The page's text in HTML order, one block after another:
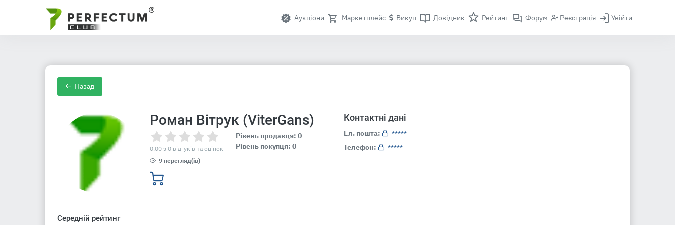
Аукціони Маркетплейс Викуп Довідник Рейтинг Форум Реєстрація Увійти
Назад
Роман Вітрук (ViterGans)
0.00 з 0 відгуків та оцінок
9 перегляд(ів)
Рівень продавця: 0
Рівень покупця: 0
Контактні дані
Ел. пошта:
*****
Телефон:
*****
Середній рейтинг